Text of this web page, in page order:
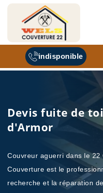
indisponible
Devis fuite de
d'Armor
Couvreur aguerri dans le 22
Couverture est le
recherche et la réparation